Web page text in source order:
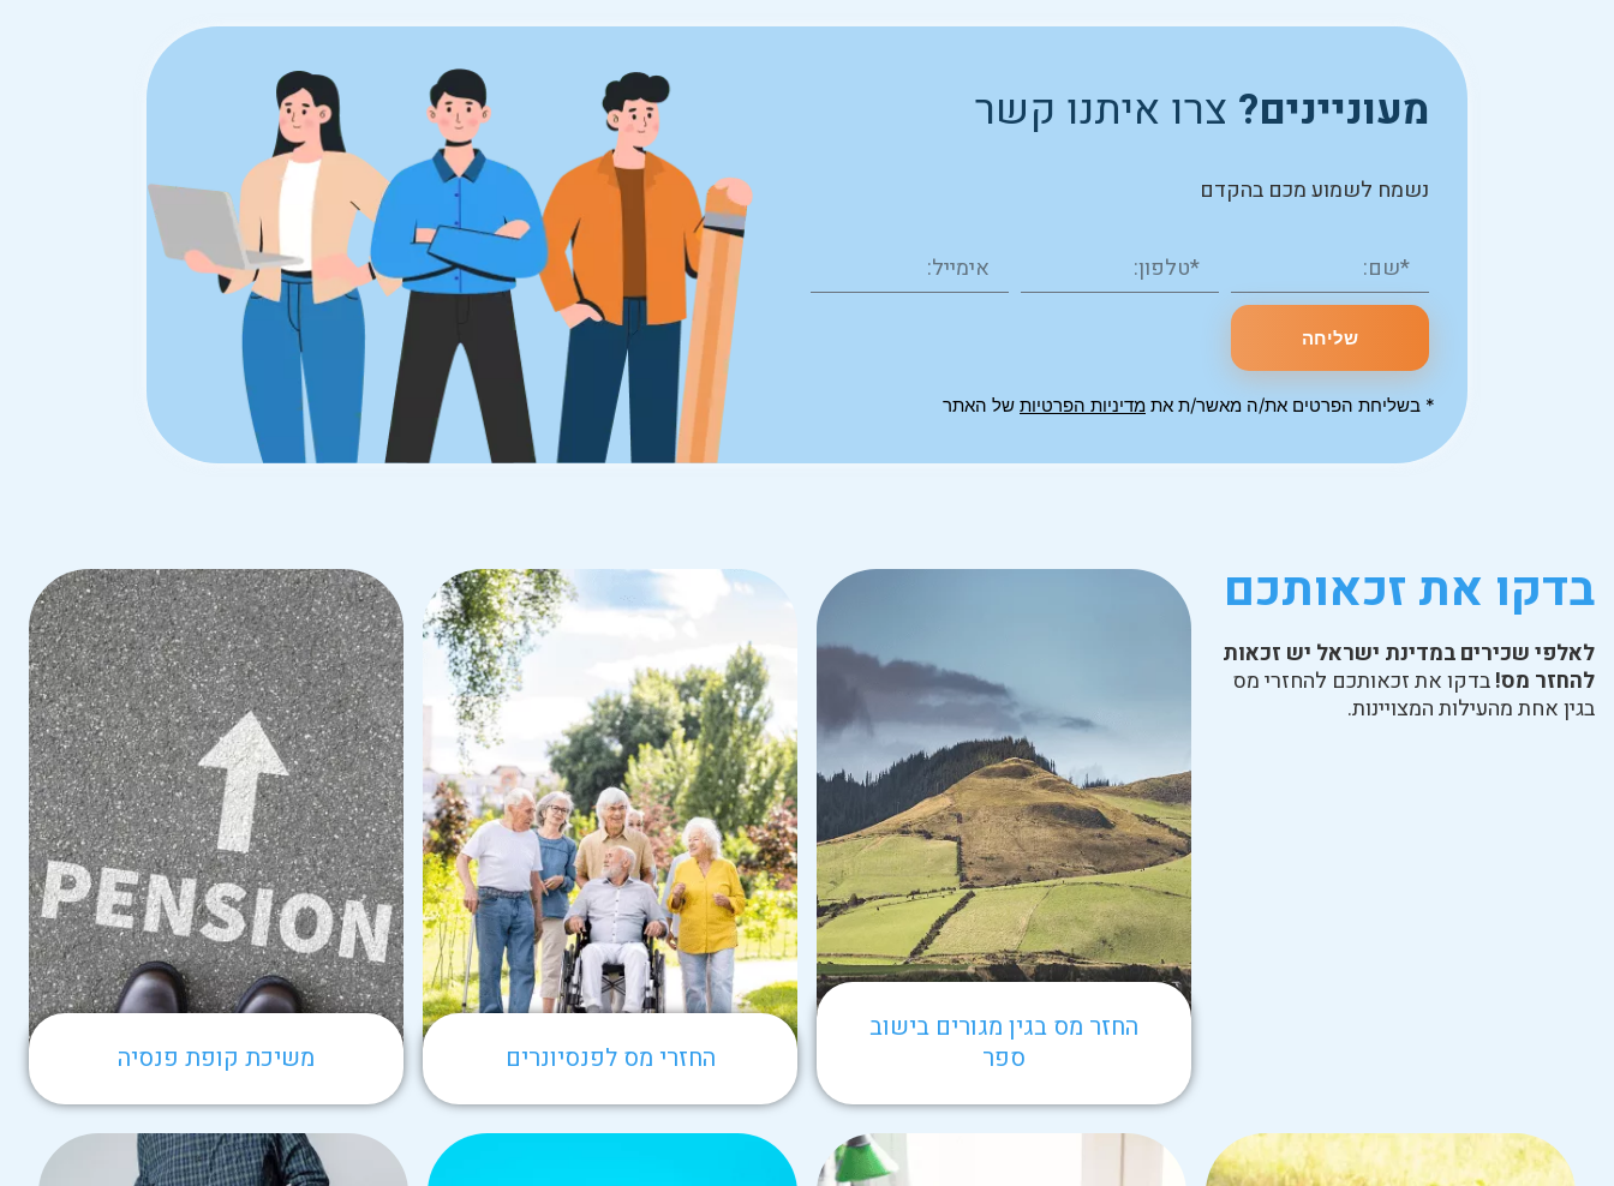
מעוניינים? צרו איתנו קשר
נשמח לשמוע מכם בהקדם
שליחה
* בשליחת הפרטים את/ה מאשר/ת את מדיניות הפרטיות של האתר
בדקו את זכאותכם
לאלפי שכירים במדינת ישראל יש זכאות
להחזר מס!בדקו את זכאותכם להחזרי מס
בגין אחת מהעילות המצויינות.
החזר מס בגין מגורים בישוב
ספר
החזרי מס לפנסיונרים משיכת קופת פנסיה